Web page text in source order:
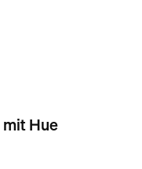
Hue